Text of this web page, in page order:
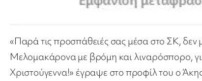
«Παρά τις προσπάθειές σας μέσα στο ΣΚ, δεν
Μελομακάρονα με βρόμη και λιναρόσπορο,
Χριστούγεννα!» έγραψε στο προφίλ του ο